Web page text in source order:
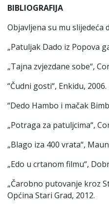
BIBLIOGRAFIJA
Objavljena su mu slijedeća
„Patuljak Dado iz Popova
„Tajna zvjezdane sobe“,
“Čudni gosti“, Enkidu, 2006.
“Dedo Hambo i mačak
„Potraga za patuljcima“,
„Blago iza 400 vrata“,
„Edo u crtanom filmu“,
„Čarobno putovanje kroz
Općina Stari Grad, 2012.